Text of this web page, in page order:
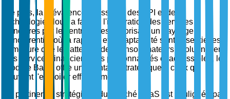
De plus, la prévalence croissante des API et de la
technologie cloud a facilité l'intégration des services
bancaires par les entreprises, favorisant un paysage
concurrentiel où la rapidité et l'adaptabilité sont essentielles.
À mesure que les attentes des consommateurs évoluent vers
des services financiers plus personnalisés et accessibles, le
modèle BaaS offre un avantage stratégique à ceux qui
peuvent l'exploiter efficacement.
La pertinence stratégique du marché BaaS est soulignée par